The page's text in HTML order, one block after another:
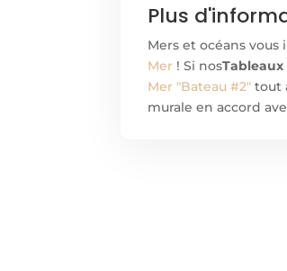
Plus
Mers et océans
Mer ! Si nosTableaux
Mer "Bateau #2" tout
murale en accord